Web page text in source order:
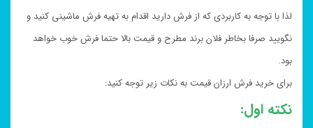
لذا با توجه به کاربردی که از فرش دارید اقدام به تهیه فرش ماشینی کنید و
نگویید صرفا بخاطر فلان برند مطرح و قیمت بالا حتما فرش خوب خواهد
بود.
برای خرید فرش ارزان قیمت به نکات زیر توجه کنید:
نکته اول: